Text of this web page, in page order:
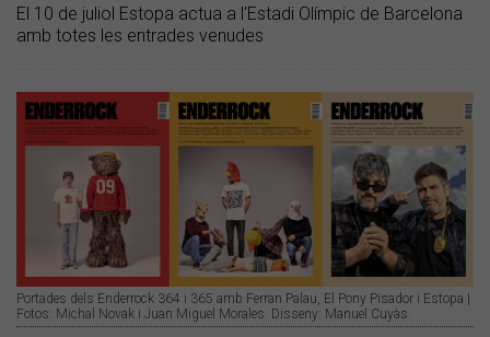
El 10 de juliol Estopa actua a l'Estadi Olímpic de Barcelona
amb totes les entrades venudes
Portades dels Enderrock 364 i 365 amb Ferran Palau, El Pony Pisador i Estopa |
Fotos: Michal Novak i Juan Miguel Morales. Disseny: Manuel Cuyàs.